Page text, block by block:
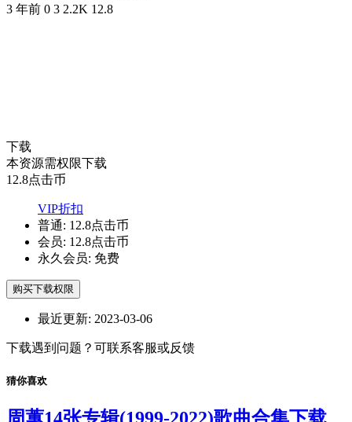
3 年前 0 3 2.2K 12.8
下载
本资源需权限下载
12.8点击币
VIP折扣
普通: 12.8点击币
会员: 12.8点击币
永久会员: 免费
购买下载权限
最近更新: 2023-03-06
下载遇到问题？可联系客服或反馈
猜你喜欢